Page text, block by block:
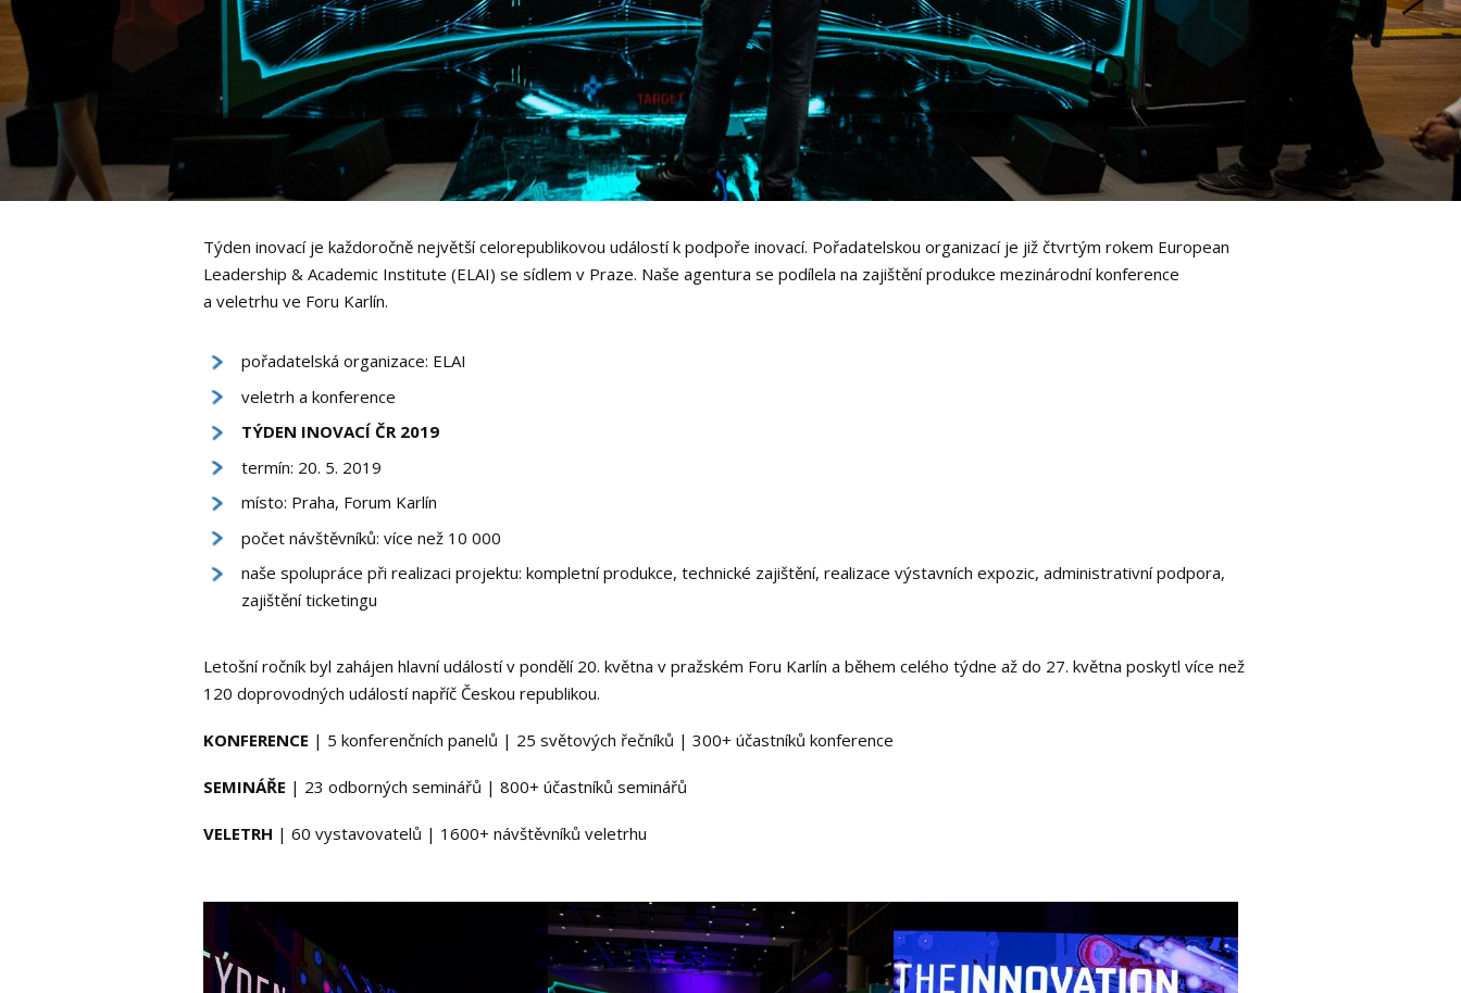
Týden inovací je každoročně největší celorepublikovou událostí k podpoře inovací. Pořadatelskou organizací je již čtvrtým rokem European
Leadership & Academic Institute (ELAI) se sídlem v Praze. Naše agentura se podílela na zajištění produkce mezinárodní konference
a veletrhu ve Foru Karlín.
pořadatelská organizace: ELAI
veletrh a konference
TÝDEN INOVACÍ ČR 2019
termín: 20. 5. 2019
místo: Praha, Forum Karlín
počet návštěvníků: více než 10 000
naše spolupráce při realizaci projektu: kompletní produkce, technické zajištění, realizace výstavních expozic, administrativní podpora,
zajištění ticketingu
Letošní ročník byl zahájen hlavní událostí v pondělí 20. května v pražském Foru Karlín a během celého týdne až do 27. května poskytl více než
120 doprovodných událostí napříč Českou republikou.
KONFERENCE | 5 konferenčních panelů | 25 světových řečníků | 300+ účastníků konference
SEMINÁŘE | 23 odborných seminářů | 800+ účastníků seminářů
VELETRH | 60 vystavovatelů | 1600+ návštěvníků veletrhu